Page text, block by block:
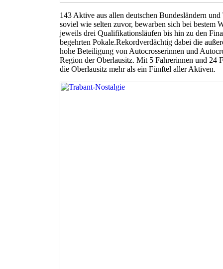
143 Aktive aus allen deutschen Bundesländern und
soviel wie selten zuvor, bewarben sich bei bestem
jeweils drei Qualifikationsläufen bis hin zu den
begehrten Pokale.Rekordverdächtig dabei die
hohe Beteiligung von Autocrosserinnen und
Region der Oberlausitz. Mit 5 Fahrerinnen und 24
die Oberlausitz mehr als ein Fünftel aller Aktiven.